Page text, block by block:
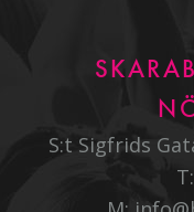
S:t Sigfrids
T: